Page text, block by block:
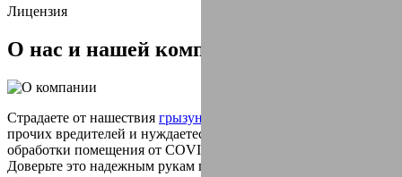
Лицензия
О нас и нашей компании
Страдаете от нашествия грызунов
прочих вредителей и нуждаетесь в проведении экстренной
обработки помещения от COVID-19?
Доверьте это надежным рукам профессионалов!